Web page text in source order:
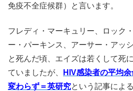
免疫不全症候群）と言います。
フレディ・マーキュリー、ロック
ー・パーキンス、アーサー・アッ
と死んだ頃、エイズは若くして死
ていましたが、
HIV感染者の平均
変わらず＝英研究という記事によ